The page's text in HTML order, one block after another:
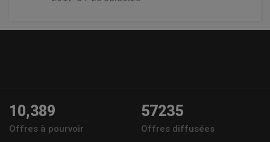
10,389
Offres à pourvoir
57235
Offres diffusées